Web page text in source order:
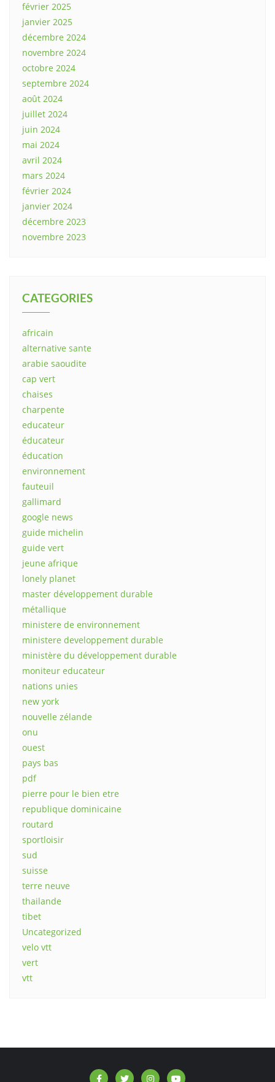
février 2025
janvier 2025
décembre 2024
novembre 2024
octobre 2024
septembre 2024
août 2024
juillet 2024
juin 2024
mai 2024
avril 2024
mars 2024
février 2024
janvier 2024
décembre 2023
novembre 2023
CATEGORIES
africain
alternative sante
arabie saoudite
cap vert
chaises
charpente
educateur
éducateur
éducation
environnement
fauteuil
gallimard
google news
guide michelin
guide vert
jeune afrique
lonely planet
master développement durable
métallique
ministere de environnement
ministere developpement durable
ministère du développement durable
moniteur educateur
nations unies
new york
nouvelle zélande
onu
ouest
pays bas
pdf
pierre pour le bien etre
republique dominicaine
routard
sportloisir
sud
suisse
terre neuve
thailande
tibet
Uncategorized
velo vtt
vert
vtt